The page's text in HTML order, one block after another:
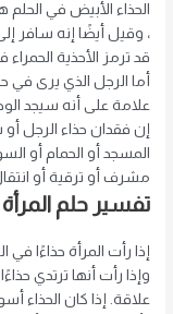
الحذاء الأبيض في
، وقيل أيضًا إنه سافر
قد ترمز الأحذية
أما الرجل الذي يرى في
علامة على أنه سيجد
إن فقدان حذاء الرجل
المسجد أو الحمام أو
مشرف أو ترقية أو
تفسير حلم المرأة
إذا رأت المرأة حذاءًا
وإذا رأت أنها ترتدي
علاقة. إذا كان الحذاء